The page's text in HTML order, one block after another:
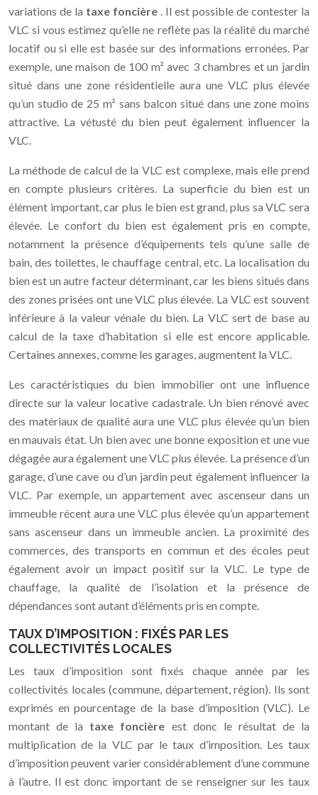
variations de la taxe foncière . Il est possible de contester la
VLC si vous estimez qu’elle ne reflète pas la réalité du marché
locatif ou si elle est basée sur des informations erronées. Par
exemple, une maison de 100 m² avec 3 chambres et un jardin
situé dans une zone résidentielle aura une VLC plus élevée
qu’un studio de 25 m² sans balcon situé dans une zone moins
attractive. La vétusté du bien peut également influencer la
VLC.
La méthode de calcul de la VLC est complexe, mais elle prend
en compte plusieurs critères. La superficie du bien est un
élément important, car plus le bien est grand, plus sa VLC sera
élevée. Le confort du bien est également pris en compte,
notamment la présence d’équipements tels qu’une salle de
bain, des toilettes, le chauffage central, etc. La localisation du
bien est un autre facteur déterminant, car les biens situés dans
des zones prisées ont une VLC plus élevée. La VLC est souvent
inférieure à la valeur vénale du bien. La VLC sert de base au
calcul de la taxe d’habitation si elle est encore applicable.
Certaines annexes, comme les garages, augmentent la VLC.
Les caractéristiques du bien immobilier ont une influence
directe sur la valeur locative cadastrale. Un bien rénové avec
des matériaux de qualité aura une VLC plus élevée qu’un bien
en mauvais état. Un bien avec une bonne exposition et une vue
dégagée aura également une VLC plus élevée. La présence d’un
garage, d’une cave ou d’un jardin peut également influencer la
VLC. Par exemple, un appartement avec ascenseur dans un
immeuble récent aura une VLC plus élevée qu’un appartement
sans ascenseur dans un immeuble ancien. La proximité des
commerces, des transports en commun et des écoles peut
également avoir un impact positif sur la VLC. Le type de
chauffage, la qualité de l’isolation et la présence de
dépendances sont autant d’éléments pris en compte.
TAUX D’IMPOSITION : FIXÉS PAR LES
COLLECTIVITÉS LOCALES
Les taux d’imposition sont fixés chaque année par les
collectivités locales (commune, département, région). Ils sont
exprimés en pourcentage de la base d’imposition (VLC). Le
montant de la taxe foncière est donc le résultat de la
multiplication de la VLC par le taux d’imposition. Les taux
d’imposition peuvent varier considérablement d’une commune
à l’autre. Il est donc important de se renseigner sur les taux